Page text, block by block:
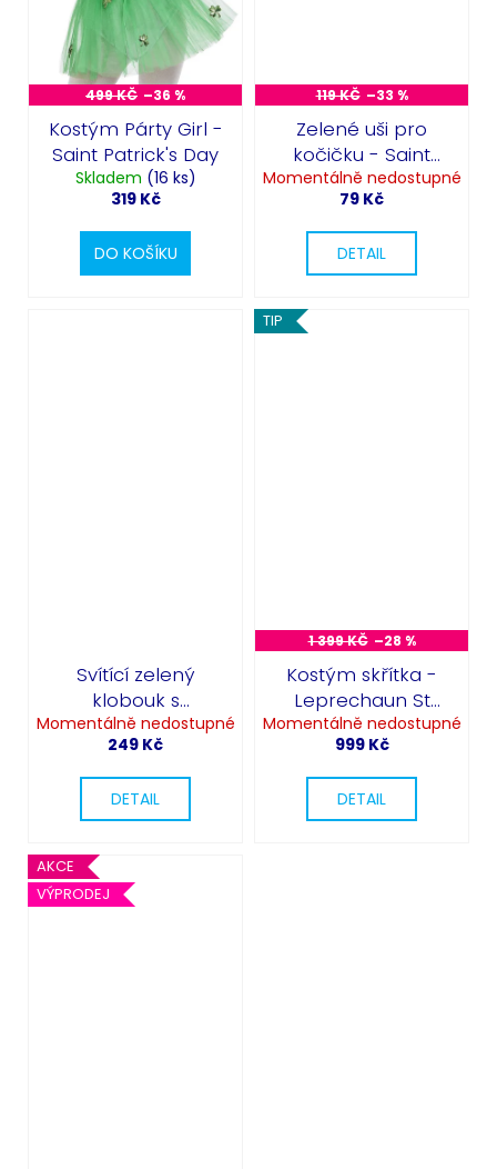
499 KČ –36 %
Kostým Párty Girl -
Saint Patrick's Day
Skladem (16 ks)
319 Kč
DO KOŠÍKU
119 KČ –33 %
Zelené uši pro
kočičku - Saint
Patrick's Day
Momentálně nedostupné
79 Kč
DETAIL
Svítící zelený
klobouk s
čtyřlístkem - Saint
Patrick's Day
Momentálně nedostupné
249 Kč
DETAIL
TIP
1 399 KČ –28 %
Kostým skřítka -
Leprechaun St
Patrick's Day
Momentálně nedostupné
999 Kč
DETAIL
AKCE
VÝPRODEJ